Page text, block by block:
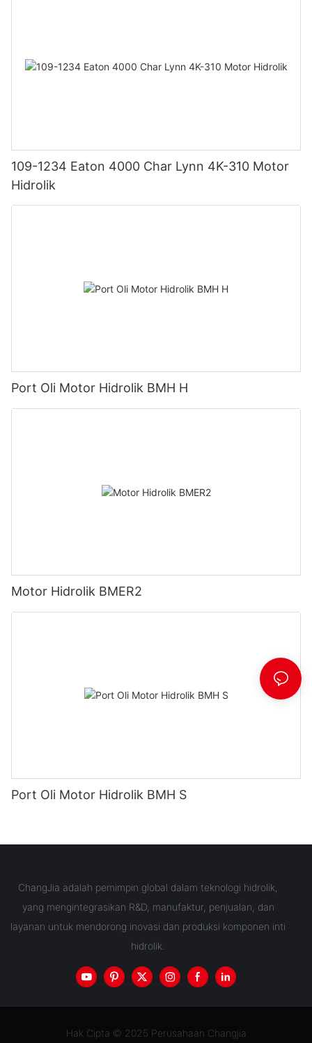
109-1234 Eaton 4000 Char Lynn 4K-310 Motor
Hidrolik
Port Oli Motor Hidrolik BMH H
Motor Hidrolik BMER2
Port Oli Motor Hidrolik BMH S
ChangJia adalah pemimpin global dalam teknologi hidrolik,
yang mengintegrasikan R&D, manufaktur, penjualan, dan
layanan untuk mendorong inovasi dan produksi komponen inti
hidrolik.
Hak Cipta © 2025 Perusahaan Changjia